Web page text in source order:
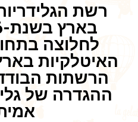
רשת
לחלוצה
האיטלקיות
הרשתות
ההגדרה של